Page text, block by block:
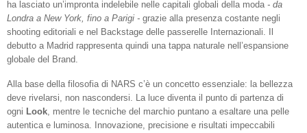
ha lasciato un’impronta indelebile nelle capitali globali della moda- da
Londra a New York, fino a Parigi - grazie alla presenza costante negli
shooting editoriali e nel Backstage delle passerelle Internazionali. Il
debutto a Madrid rappresenta quindi una tappa naturale nell’espansione
globale del Brand.
Alla base della filosofia di NARS c’è un concetto essenziale: la bellezza
deve rivelarsi, non nascondersi. La luce diventa il punto di partenza di
ogni Look, mentre le tecniche del marchio puntano a esaltare una pelle
autentica e luminosa. Innovazione, precisione e risultati impeccabili